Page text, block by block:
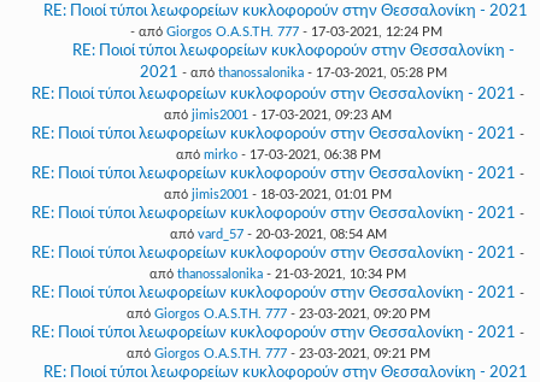
RE: Ποιοί τύποι λεωφορείων κυκλοφορούν στην Θεσσαλονίκη - 2021
- από Giorgos O.A.S.TH. 777- 17-03-2021, 12:24 PM
RE: Ποιοί τύποι λεωφορείων κυκλοφορούν στην Θεσσαλονίκη -
2021 - από thanossalonika - 17-03-2021, 05:28 PM
RE: Ποιοί τύποι λεωφορείων κυκλοφορούν στην Θεσσαλονίκη - 2021 -
από jimis2001 - 17-03-2021, 09:23 AM
RE: Ποιοί τύποι λεωφορείων κυκλοφορούν στην Θεσσαλονίκη - 2021 -
από mirko- 17-03-2021, 06:38 PM
RE: Ποιοί τύποι λεωφορείων κυκλοφορούν στην Θεσσαλονίκη - 2021 -
από jimis2001 - 18-03-2021, 01:01 PM
RE: Ποιοί τύποι λεωφορείων κυκλοφορούν στην Θεσσαλονίκη - 2021 -
από vard_57- 20-03-2021, 08:54 AM
RE: Ποιοί τύποι λεωφορείων κυκλοφορούν στην Θεσσαλονίκη - 2021 -
από thanossalonika - 21-03-2021, 10:34 PM
RE: Ποιοί τύποι λεωφορείων κυκλοφορούν στην Θεσσαλονίκη - 2021 -
από Giorgos O.A.S.TH. 777- 23-03-2021, 09:20 PM
RE: Ποιοί τύποι λεωφορείων κυκλοφορούν στην Θεσσαλονίκη - 2021 -
από Giorgos O.A.S.TH. 777- 23-03-2021, 09:21 PM
RE: Ποιοί τύποι λεωφορείων κυκλοφορούν στην Θεσσαλονίκη - 2021